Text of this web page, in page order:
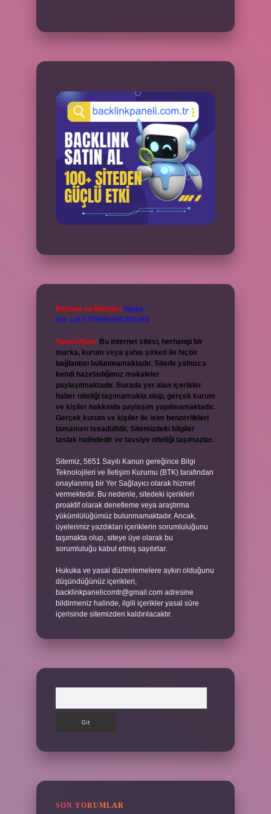
Reklam ve İletişim: Skype:
live:.cid.575569c608265c69
Yasal Uyarı: Bu internet sitesi, herhangi bir
marka, kurum veya şahıs şirketi ile hiçbir
bağlantısı bulunmamaktadır. Sitede yalnızca
kendi hazırladığımız makaleler
paylaşılmaktadır. Burada yer alan içerikler
haber niteliği taşımamakta olup, gerçek kurum
ve kişiler hakkında paylaşım yapılmamaktadır.
Gerçek kurum ve kişiler ile isim benzerlikleri
tamamen tesadüfidir. Sitemizdeki bilgiler
taslak halindedir ve tavsiye niteliği taşımazlar.
Sitemiz, 5651 Sayılı Kanun gereğince Bilgi
Teknolojileri ve İletişim Kurumu (BTK) tarafından
onaylanmış bir Yer Sağlayıcı olarak hizmet
vermektedir. Bu nedenle, sitedeki içerikleri
proaktif olarak denetleme veya araştırma
yükümlülüğümüz bulunmamaktadır. Ancak,
üyelerimiz yazdıkları içeriklerin sorumluluğunu
taşımakta olup, siteye üye olarak bu
sorumluluğu kabul etmiş sayılırlar.
Hukuka ve yasal düzenlemelere aykırı olduğunu
düşündüğünüz içerikleri,
backlinkpanelicomtr@gmail.com adresine
bildirmeniz halinde, ilgili içerikler yasal süre
içerisinde sitemizden kaldırılacaktır.
SON YORUMLAR